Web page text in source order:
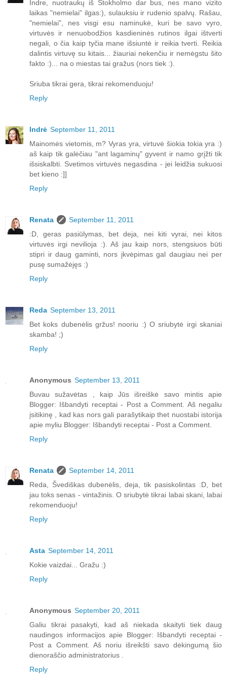
Indre, nuotraukų iš Stokholmo dar bus, nes mano vizito
laikas "nemielai" ilgas:), sulauksiu ir rudenio spalvų. Rašau,
"nemielai", nes visgi esu naminukė, kuri be savo vyro,
virtuvės ir nenuobodžios kasdieninės rutinos ilgai ištverti
negali, o čia kaip tyčia mane išsiuntė ir reikia tverti. Reikia
dalintis virtuvę su kitais... žiauriai nekenčiu ir nemėgstu šito
fakto :)... na o miestas tai gražus (nors tiek :).
Sriuba tikrai gera, tikrai rekomenduoju!
Reply
Indrė September 11, 2011
Mainomės vietomis, m? Vyras yra, virtuvė šiokia tokia yra :)
aš kaip tik galėčiau "ant lagaminų" gyvent ir namo grįžti tik
išsiskalbti. Svetimos virtuvės negasdina - jei leidžia sukuosi
bet kieno :]]
Reply
Renata
September 11, 2011
:D, geras pasiūlymas, bet deja, nei kiti vyrai, nei kitos
virtuvės irgi nevilioja :). Aš jau kaip nors, stengsiuos būti
stipri ir daug gaminti, nors įkvėpimas gal daugiau nei per
pusę sumažėjęs :)
Reply
Reda September 13, 2011
Bet koks dubenėlis gržus! nooriu :) O sriubytė irgi skaniai
skamba! ;)
Reply
Anonymous September 13, 2011
Buvau sužavėtas , kaip Jūs išreiškė savo mintis apie
Blogger: Išbandyti receptai - Post a Comment. Aš negaliu
įsitikinę , kad kas nors gali parašytikaip thet nuostabi istorija
apie myliu Blogger: Išbandyti receptai - Post a Comment.
Reply
Renata
September 14, 2011
Reda, Švediškas dubenėlis, deja, tik pasiskolintas :D, bet
jau toks senas - vintažinis. O sriubytė tikrai labai skani, labai
rekomenduoju!
Reply
Asta September 14, 2011
Kokie vaizdai... Gražu :)
Reply
Anonymous September 20, 2011
Galiu tikrai pasakyti, kad aš niekada skaityti tiek daug
naudingos informacijos apie Blogger: Išbandyti receptai -
Post a Comment. Aš noriu išreikšti savo dėkingumą šio
dienoraščio administratorius .
Reply